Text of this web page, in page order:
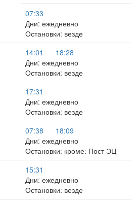
07:33
Дни: ежедневно
Остановки: везде
14:01
18:28
Дни: ежедневно
Остановки: везде
17:31
Дни: ежедневно
Остановки: везде
07:38
18:09
Дни: ежедневно
Остановки: кроме: Пост ЭЦ
15:31
Дни: ежедневно
Остановки: везде